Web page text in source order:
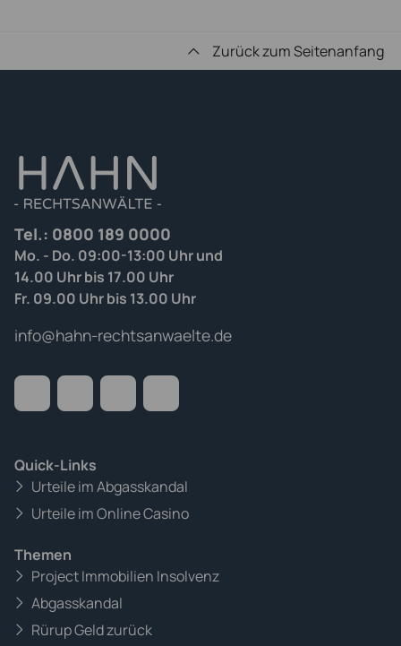
Zurück zum Seitenanfang
Tel.: 0800 189 0000
Mo. - Do. 09:00-13:00 Uhr und
14.00 Uhr bis 17.00 Uhr
Fr. 09.00 Uhr bis 13.00 Uhr
info@hahn-rechtsanwaelte.de
Quick-Links
Urteile im Abgasskandal
Urteile im Online Casino
Themen
Project Immobilien Insolvenz
Abgasskandal
Rürup Geld zurück